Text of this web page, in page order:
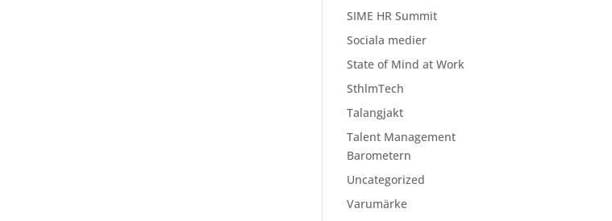
SIME HR Summit
Sociala medier
State of Mind at Work
SthlmTech
Talangjakt
Talent Management
Barometern
Uncategorized
Varumärke